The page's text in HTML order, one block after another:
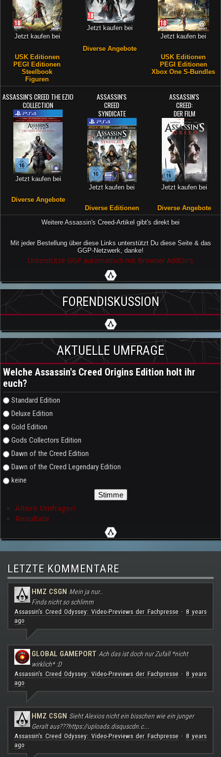
Jetzt kaufen bei
USK Editionen
PEGI Editionen
Steelbook
Figuren
Jetzt kaufen bei
Diverse Angebote
Jetzt kaufen bei
USK Editionen
PEGI Editionen
Xbox One S-Bundles
ASSASSIN'S CREED THE EZIO
COLLECTION
Jetzt kaufen bei
Diverse Angebote
ASSASSIN'S
CREED
SYNDICATE
Jetzt kaufen bei
Diverse Editionen
ASSASSIN'S
CREED:
DER FILM
Jetzt kaufen bei
Diverse Angebote
Weitere Assassin's Creed-Artikel gibt's direkt bei
Mit jeder Bestellung über diese Links unterstützt Du diese Seite & das
GGP-Netzwerk, danke!
Unterstütze GGP automatisch mit Browser AddOn's
FORENDISKUSSION
AKTUELLE UMFRAGE
Welche Assassin's Creed Origins Edition holt ihr
euch?
Auswahlmöglichkeiten
Standard Edition
Deluxe Edition
Gold Edition
Gods Collectors Edition
Dawn of the Creed Edition
Dawn of the Creed Legendary Edition
keine
Ältere Umfragen
Resultate
LETZTE KOMMENTARE
HMZ CSGN Mein ja nur..
Finds nicht so schlimm
Assassin's Creed Odyssey: Video-Previews der Fachpresse· 8 years
ago
GLOBAL GAMEPORT Ach das ist doch nur Zufall *nicht
wirklich* :D
Assassin's Creed Odyssey: Video-Previews der Fachpresse· 8 years
ago
HMZ CSGN Sieht Alexios nicht ein bisschen wie ein junger
Geralt aus???https://uploads.disquscdn.c...
Assassin's Creed Odyssey: Video-Previews der Fachpresse· 8 years
ago